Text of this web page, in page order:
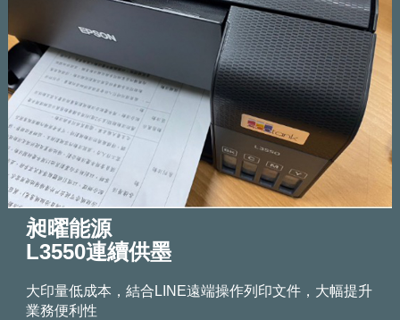
昶曜能源
L3550連續供墨
大印量低成本，結合LINE遠端操作列印文件，大幅提升
業務便利性